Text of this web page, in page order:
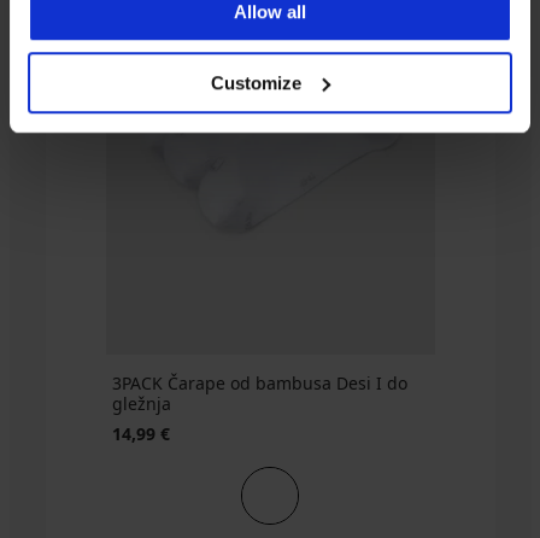
Allow all
Customize
Carter
8,19
€
Bamboo
Nature
€
akcija
3PACK Čarape od bambusa Desi I do
gležnja
14,99 €